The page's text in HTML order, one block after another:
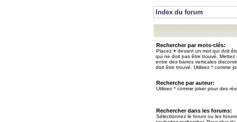
Index du forum
Rechercher par mots-clés:
Placez + devant un mot qui doit
qui ne doit pas être trouvé.
entre des barres verticales
doit être trouvé. Utilisez * comme
Recherche par auteur:
Utilisez * comme joker pour des
Rechercher dans les forums:
Sélectionnez le forum ou les